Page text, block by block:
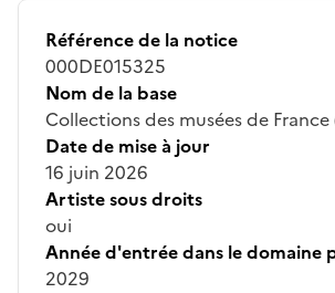
Référence de la notice
000DE015325
Nom de la base
Collections des musées de
Date de mise à jour
16 juin 2026
Artiste sous droits
oui
Année d'entrée dans le domaine
2029